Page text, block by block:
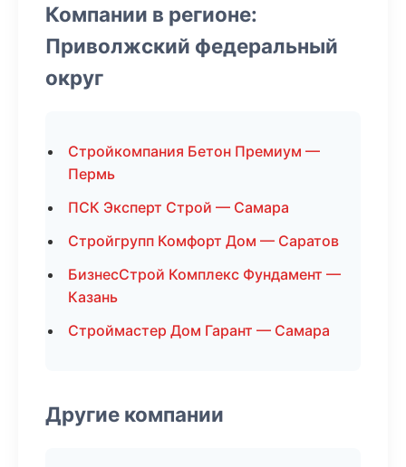
Компании в регионе:
Приволжский федеральный
округ
Стройкомпания Бетон Премиум —
Пермь
ПСК Эксперт Строй — Самара
Стройгрупп Комфорт Дом — Саратов
БизнесСтрой Комплекс Фундамент —
Казань
Строймастер Дом Гарант — Самара
Другие компании